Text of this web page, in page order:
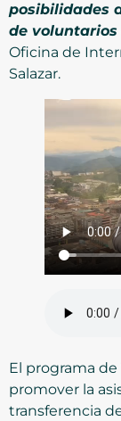
posibilidades
de voluntarios
Oficina de
Salazar.
El programa de
promover la
transferencia